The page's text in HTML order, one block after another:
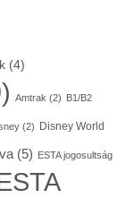
(4)
Amtrak (2) B1/B2
(2) Disney World
(5) ESTA jogosultság